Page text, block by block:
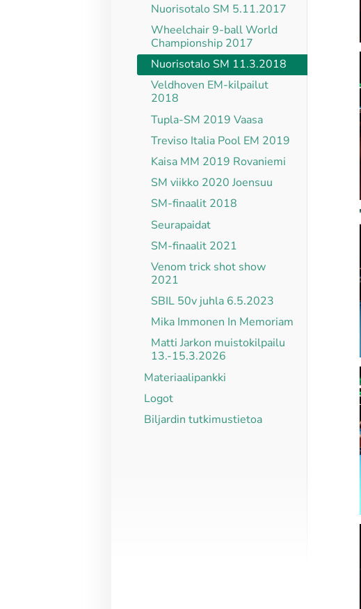
Nuorisotalo SM 5.11.2017
Wheelchair 9-ball World
Championship 2017
Nuorisotalo SM 11.3.2018
Veldhoven EM-kilpailut
2018
Tupla-SM 2019 Vaasa
Treviso Italia Pool EM 2019
Kaisa MM 2019 Rovaniemi
SM viikko 2020 Joensuu
SM-finaalit 2018
Seurapaidat
SM-finaalit 2021
Venom trick shot show
2021
SBIL 50v juhla 6.5.2023
Mika Immonen In Memoriam
Matti Jarkon muistokilpailu
13.-15.3.2026
Materiaalipankki
Logot
Biljardin tutkimustietoa